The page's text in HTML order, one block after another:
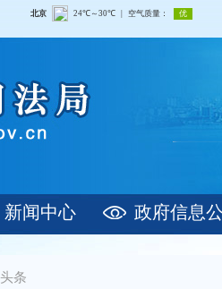
新闻中心 政府信息
头条